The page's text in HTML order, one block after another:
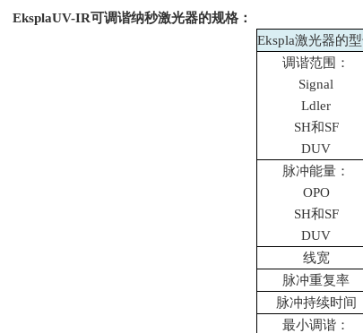
EksplaUV-IR可调谐纳秒激光器的规格：
Ekspla激光器的
调谐范围：
Signal
Ldler
SH和SF
DUV
脉冲能量：
OPO
SH和SF
DUV
线宽
脉冲重复率
脉冲持续时间
最小调谐：